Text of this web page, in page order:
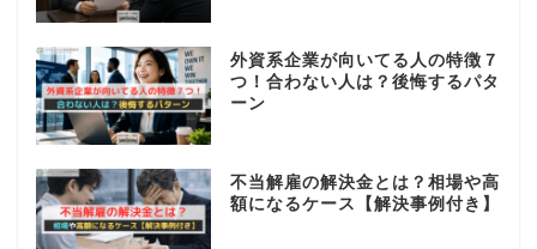
外資系企業が向いてる人の特徴７
つ！合わない人は？後悔するパタ
ーン
不当解雇の解決金とは？相場や高
額になるケース【解決事例付き】